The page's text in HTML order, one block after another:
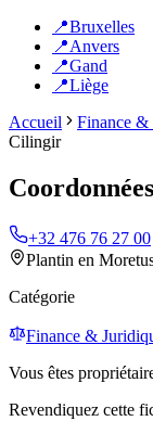
📍Bruxelles
📍Anvers
📍Gand
📍Liège
Accueil
Finance &
Cilingir
Coordonnées
+32 476 76 27 00
Plantin en
Catégorie
Finance &
Vous êtes
Revendiquez cette